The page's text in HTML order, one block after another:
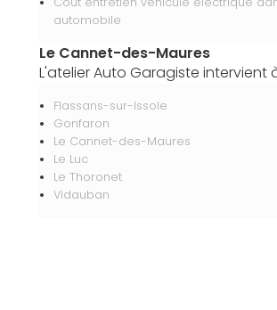
automobile
Le Cannet-des-Maures
L'atelier Auto Garagiste intervient
Flassans-sur-Issole
Gonfaron
Le Cannet-des-Maures
Le Luc
Le Thoronet
Vidauban